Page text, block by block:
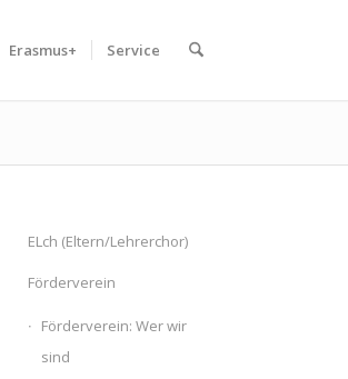
Erasmus+ Service
ELch (Eltern/Lehrerchor)
Förderverein
Förderverein: Wer wir
sind